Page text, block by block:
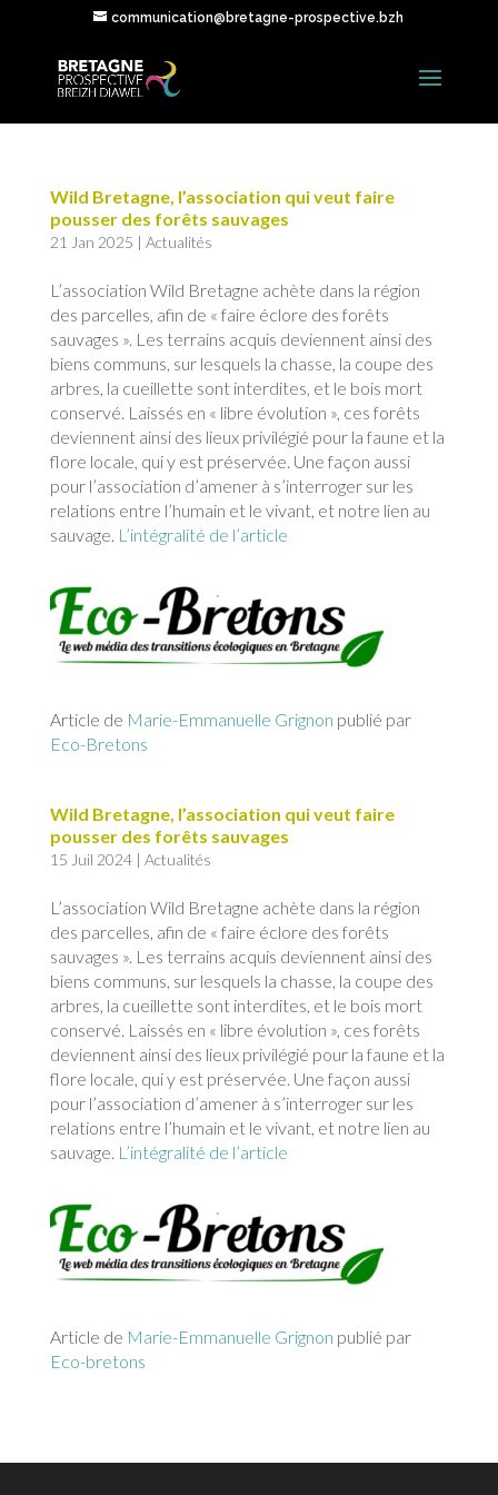
communication@bretagne-prospective.bzh
Wild Bretagne, l’association qui veut faire
pousser des forêts sauvages
21 Jan 2025 | Actualités
L’association Wild Bretagne achète dans la région
des parcelles, afin de « faire éclore des forêts
sauvages ». Les terrains acquis deviennent ainsi des
biens communs, sur lesquels la chasse, la coupe des
arbres, la cueillette sont interdites, et le bois mort
conservé. Laissés en « libre évolution », ces forêts
deviennent ainsi des lieux privilégié pour la faune et la
flore locale, qui y est préservée. Une façon aussi
pour l’association d’amener à s’interroger sur les
relations entre l’humain et le vivant, et notre lien au
sauvage. L’intégralité de l’article
Article de Marie-Emmanuelle Grignon publié par
Eco-Bretons
Wild Bretagne, l’association qui veut faire
pousser des forêts sauvages
15 Juil 2024| Actualités
L’association Wild Bretagne achète dans la région
des parcelles, afin de « faire éclore des forêts
sauvages ». Les terrains acquis deviennent ainsi des
biens communs, sur lesquels la chasse, la coupe des
arbres, la cueillette sont interdites, et le bois mort
conservé. Laissés en « libre évolution », ces forêts
deviennent ainsi des lieux privilégié pour la faune et la
flore locale, qui y est préservée. Une façon aussi
pour l’association d’amener à s’interroger sur les
relations entre l’humain et le vivant, et notre lien au
sauvage. L’intégralité de l’article
Article de Marie-Emmanuelle Grignon publié par
Eco-bretons